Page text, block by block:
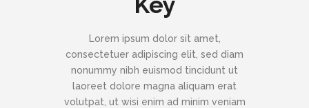
Lorem ipsum dolor sit amet,
consectetuer adipiscing elit, sed diam
nonummy nibh euismod tincidunt ut
laoreet dolore magna aliquam erat
volutpat, ut wisi enim ad minim veniam